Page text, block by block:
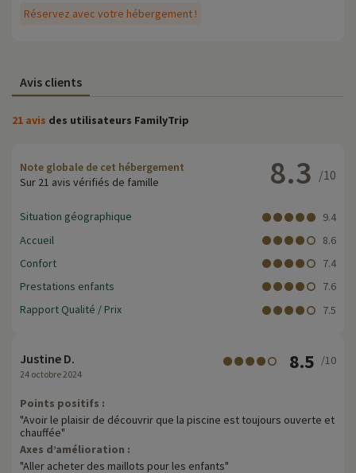
Réservez avec votre hébergement !
Avis clients
21 avis des utilisateurs FamilyTrip
Note globale de cet hébergement
Sur 21 avis vérifiés de famille
8.3 /10
Situation géographique
9.4
Accueil
8.6
Confort
7.4
Prestations enfants
7.6
Rapport Qualité / Prix
7.5
Justine D.
24 octobre 2024
8.5 /10
Points positifs :
"Avoir le plaisir de découvrir que la piscine est toujours ouverte et
chauffée"
Axes d’amélioration :
"Aller acheter des maillots pour les enfants"